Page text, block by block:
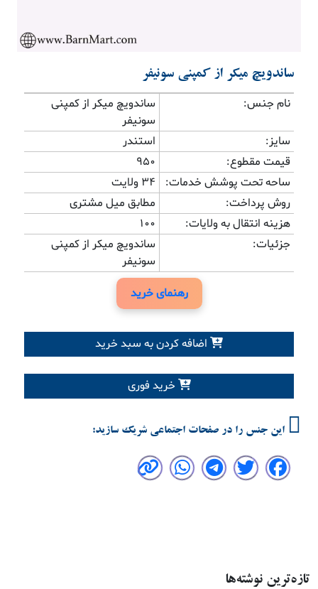
ساندویچ میکر از کمپنی سونیفر
نام جنس:
ساندویچ میکر از کمپنی
سونیفر
سایز:
استندر
قیمت مقطوع:
950
ساحه تحت پوشش خدمات:
34 ولایت
روش پرداخت:
مطابق میل مشتری
هزینه انتقال به ولایات:
100
جزئیات:
ساندویچ میکر از کمپنی
سونیفر
رهنمای خرید
اضافه کردن به سبد خرید
خرید فوری
این جنس را در صفحات اجتماعی شریک سازید:
تازه‌ترین نوشته‌ها